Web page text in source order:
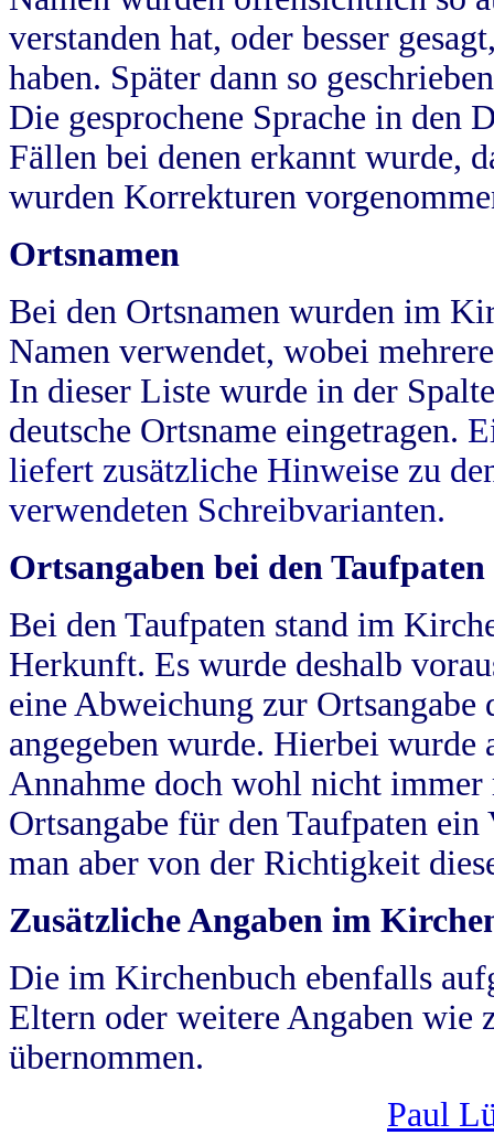
verstanden hat, oder besser
haben. Später dann so
Die gesprochene Sprache in
Fällen bei denen erkannt wurde,
wurden Korrekturen
Ortsnamen
Bei den Ortsnamen wurden im
Namen verwendet, wobei
In dieser Liste wurde in der
deutsche Ortsname eingetragen.
liefert zusätzliche Hinweise zu
verwendeten Schreibvarianten.
Ortsangaben bei den Taufpaten
Bei den Taufpaten stand im
Herkunft. Es wurde deshalb
eine Abweichung zur
angegeben wurde. Hierbei wurde
Annahme doch wohl nicht
Ortsangabe für den Taufpaten
man aber von der Richtigkeit
Zusätzliche Angaben im
Die im Kirchenbuch ebenfalls
Eltern oder weitere Angaben wie
übernommen.
Paul